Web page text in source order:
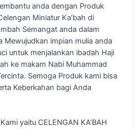
anda dengan Produk
Miniatur Ka’bah di
Semangat anda dalam
Mewujudkan impian mulia anda
untuk menjalankan ibadah Haji
ke makam Nabi Muhammad
Semoga Produk kami bisa
Keberkahan bagi Anda
yaitu CELENGAN KA’BAH